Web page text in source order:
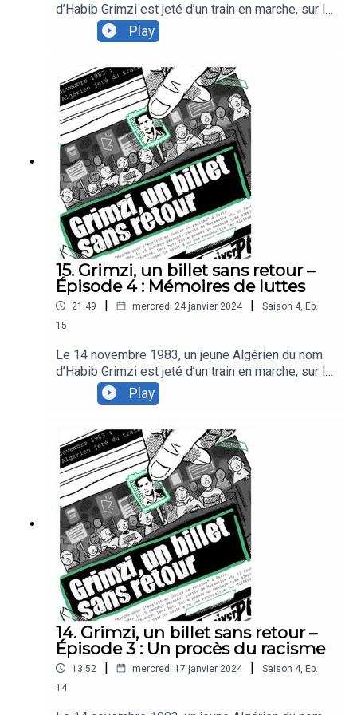
d’Habib Grimzi est jeté d’un train en marche, sur la
ligne Bordeaux-Vintimille. Plus qu’un simple fait-
divers, ce meurtre a joué un rôle capital dans
pleine Marche pour l’égalité et contre le racisme.
40 ans après, Podcastine revient sur cette
histoire souvent oubliée.Pour conclure notre
série, nous vous proposons un entretien avec son
auteur, Gabriel Taïeb.
Play
15. Grimzi, un billet sans retour –
Épisode 4 : Mémoires de luttes
21:49 | mercredi 24 janvier 2024 | Saison 4, Ep.
15
Le 14 novembre 1983, un jeune Algérien du nom
d’Habib Grimzi est jeté d’un train en marche, sur la
ligne Bordeaux-Vintimille. Plus qu’un simple fait-
divers, ce meurtre a joué un rôle capital dans
pleine Marche pour l’égalité et contre le racisme.
40 ans après, Podcastine revient sur cette
histoire souvent oubliée.Dans ce quatrième et
dernier épisode, nous revenons sur la
transmission mémorielle du meurtre de Habib
Grimzi et des mouvements sociaux initiés à cette
période.
Play
14. Grimzi, un billet sans retour –
Épisode 3 : Un procès du racisme
13:52 | mercredi 17 janvier 2024 | Saison 4, Ep.
14